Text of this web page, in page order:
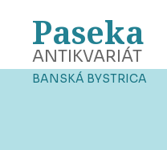
Paseka
ANTIKVARIÁT
BANSKÁ BYSTRICA